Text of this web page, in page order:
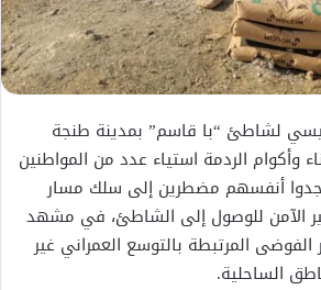
لشاطئ “با قاسم” بمدينة طنجة
وأكوام الردمة استياء عدد من المواطنين
أنفسهم مضطرين إلى سلك مسار
الآمن للوصول إلى الشاطئ، في مشهد
المرتبطة بالتوسع العمراني غير
الساحلية.